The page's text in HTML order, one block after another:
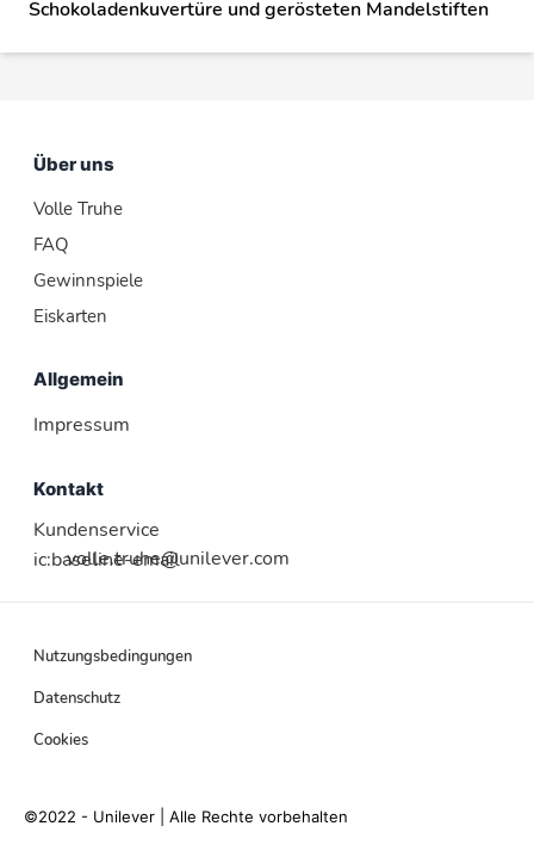
Schokoladenkuvertüre und gerösteten Mandelstiften
Über uns
Volle Truhe
FAQ
Gewinnspiele
Eiskarten
Allgemein
Impressum
Kontakt
Kundenservice
ic:baseline-email
volle.truhe@unilever.com
Nutzungsbedingungen
Datenschutz
Cookies
©2022 - Unilever | Alle Rechte vorbehalten